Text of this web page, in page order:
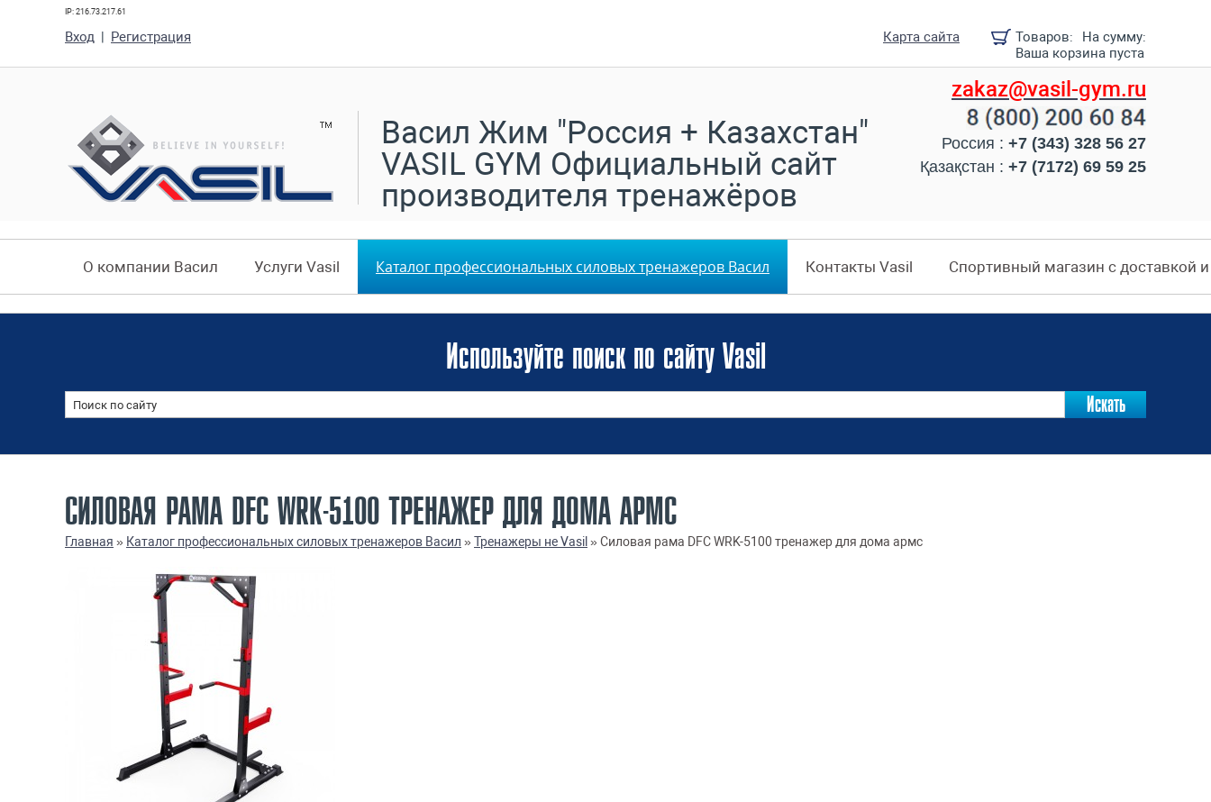
IP: 216.73.217.61
Товаров:
На сумму:
Ваша корзина пуста
Карта сайта
Вход | Регистрация
zakaz@vasil-gym.ru
Россия : +7 (343) 328 56 27
Қазақстан : +7 (7172) 69 59 25
Васил Жим "Россия + Казахстан"
VASIL GYM Официальный сайт
производителя тренажёров
О компании Васил Услуги Vasil Каталог профессиональных силовых тренажеров Васил Контакты Vasil Спортивный магазин с доставкой
Используйте поиск по сайту Vasil
СИЛОВАЯ РАМА DFC WRK-5100 ТРЕНАЖЕР ДЛЯ ДОМА АРМС
Главная » Каталог профессиональных силовых тренажеров Васил »Тренажеры не Vasil »Силовая рама DFC WRK-5100 тренажер для дома армс